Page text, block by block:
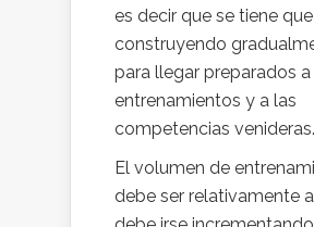
es decir que se tiene
construyendo
para llegar preparados a
entrenamientos y a las
competencias venideras.
El volumen de
debe ser relativamente